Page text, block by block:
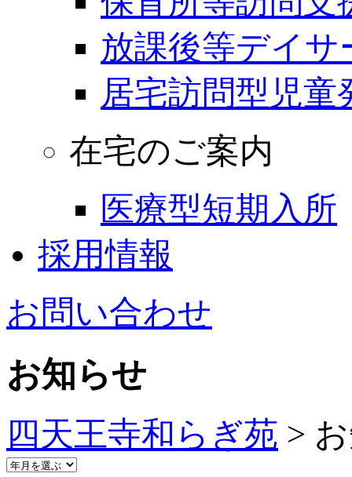
放課後等デイサ
居宅訪問型児童
在宅のご案内
医療型短期入所
採用情報
お問い合わせ
お知らせ
四天王寺和らぎ苑 >